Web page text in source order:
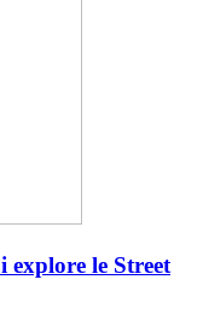
explore le Street